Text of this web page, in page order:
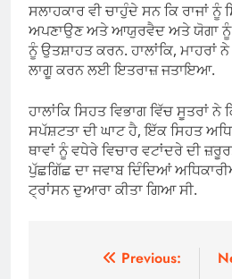
ਸਲਾਹਕਾਰ ਵੀ ਚਾਹੁੰਦੇ ਸਨ ਕਿ ਰਾਜਾਂ ਨੂੰ
ਅਪਣਾਉਣ ਅਤੇ ਆਯੁਰਵੈਦ ਅਤੇ ਯੋਗਾ ਨੂੰ
ਨੂੰ ਉਤਸ਼ਾਹਤ ਕਰਨ. ਹਾਲਾਂਕਿ,
ਲਾਗੂ ਕਰਨ ਲਈ ਇਤਰਾਜ਼ ਜਤਾਇਆ.
ਹਾਲਾਂਕਿ ਸਿਹਤ ਵਿਭਾਗ ਵਿੱਚ ਸੂਤਰਾਂ ਨੇ
ਸਪੱਸ਼ਟਤਾ ਦੀ ਘਾਟ ਹੈ, ਇੱਕ ਸਿਹਤ
ਥਾਵਾਂ ਨੂੰ ਵਧੇਰੇ ਵਿਚਾਰ ਵਟਾਂਦਰੇ ਦੀ
ਪੁੱਛਗਿੱਛ ਦਾ ਜਵਾਬ ਦਿੰਦਿਆਂ
ਟ੍ਰਾਂਸਨ ਦੁਆਰਾ ਕੀਤਾ ਗਿਆ ਸੀ.
Previous: